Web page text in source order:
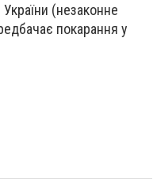
(незаконне
покарання у